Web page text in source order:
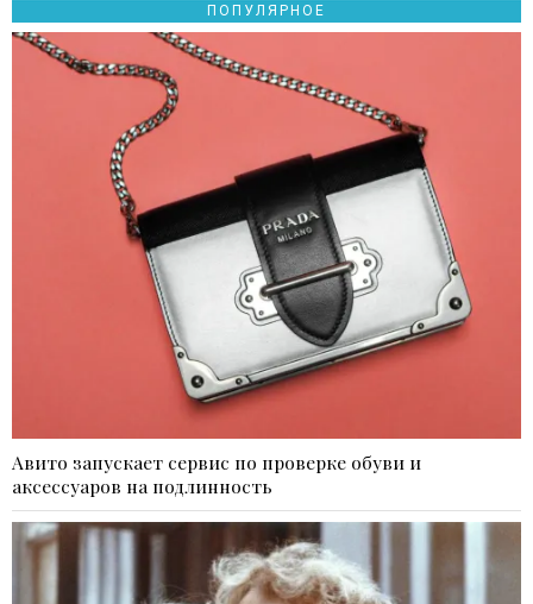
ПОПУЛЯРНОЕ
Авито запускает сервис по проверке обуви и
аксессуаров на подлинность